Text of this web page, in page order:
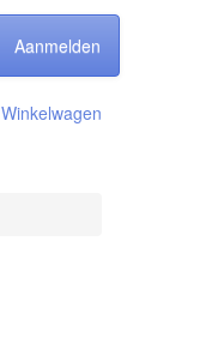
Aanmelden
Winkelwagen